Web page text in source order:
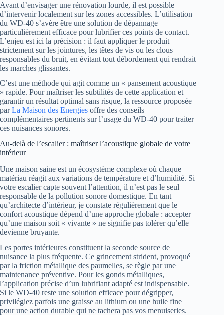
Avant d’envisager une rénovation lourde, il est possible
d’intervenir localement sur les zones accessibles. L’utilisation
du WD-40 s’avère être une solution de dépannage
particulièrement efficace pour lubrifier ces points de contact.
L’enjeu est ici la précision : il faut appliquer le produit
strictement sur les jointures, les têtes de vis ou les clous
responsables du bruit, en évitant tout débordement qui rendrait
les marches glissantes.
C’est une méthode qui agit comme un « pansement acoustique
» rapide. Pour maîtriser les subtilités de cette application et
garantir un résultat optimal sans risque, la ressource proposée
parLa Maison des Energies offre des conseils
complémentaires pertinents sur l’usage du WD-40 pour traiter
ces nuisances sonores.
Au-delà de l’escalier : maîtriser l’acoustique globale de votre
intérieur
Une maison saine est un écosystème complexe où chaque
matériau réagit aux variations de température et d’humidité. Si
votre escalier capte souvent l’attention, il n’est pas le seul
responsable de la pollution sonore domestique. En tant
qu’architecte d’intérieur, je constate régulièrement que le
confort acoustique dépend d’une approche globale : accepter
qu’une maison soit « vivante » ne signifie pas tolérer qu’elle
devienne bruyante.
Les portes intérieures constituent la seconde source de
nuisance la plus fréquente. Ce grincement strident, provoqué
par la friction métallique des paumelles, se règle par une
maintenance préventive. Pour les gonds métalliques,
l’application précise d’un lubrifiant adapté est indispensable.
Si le WD-40 reste une solution efficace pour dégripper,
privilégiez parfois une graisse au lithium ou une huile fine
pour une action durable qui ne tachera pas vos menuiseries.